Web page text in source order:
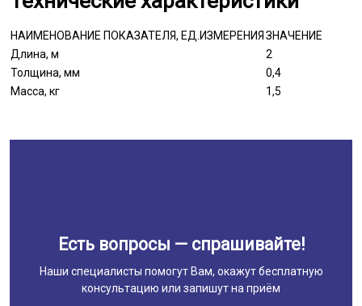
НАИМЕНОВАНИЕ ПОКАЗАТЕЛЯ, ЕД.ИЗМЕРЕНИЯЗНАЧЕНИЕ
Длина, м
2
Толщина, мм
0,4
Масса, кг
1,5
Есть вопросы — спрашивайте!
Наши специалисты помогут Вам, окажут бесплатную
консультацию или запишут на приём